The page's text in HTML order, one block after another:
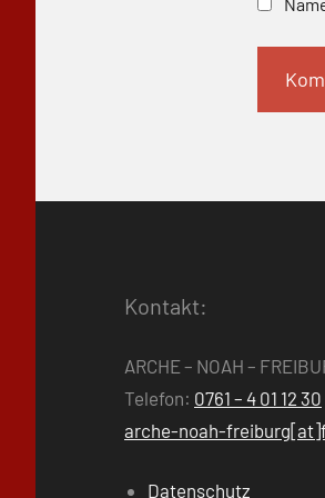
Kontakt:
ARCHE – NOAH –
Telefon: 0761 – 4 01 12 30
arche-noah-
Datenschutz